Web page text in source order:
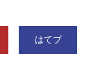
はてブ